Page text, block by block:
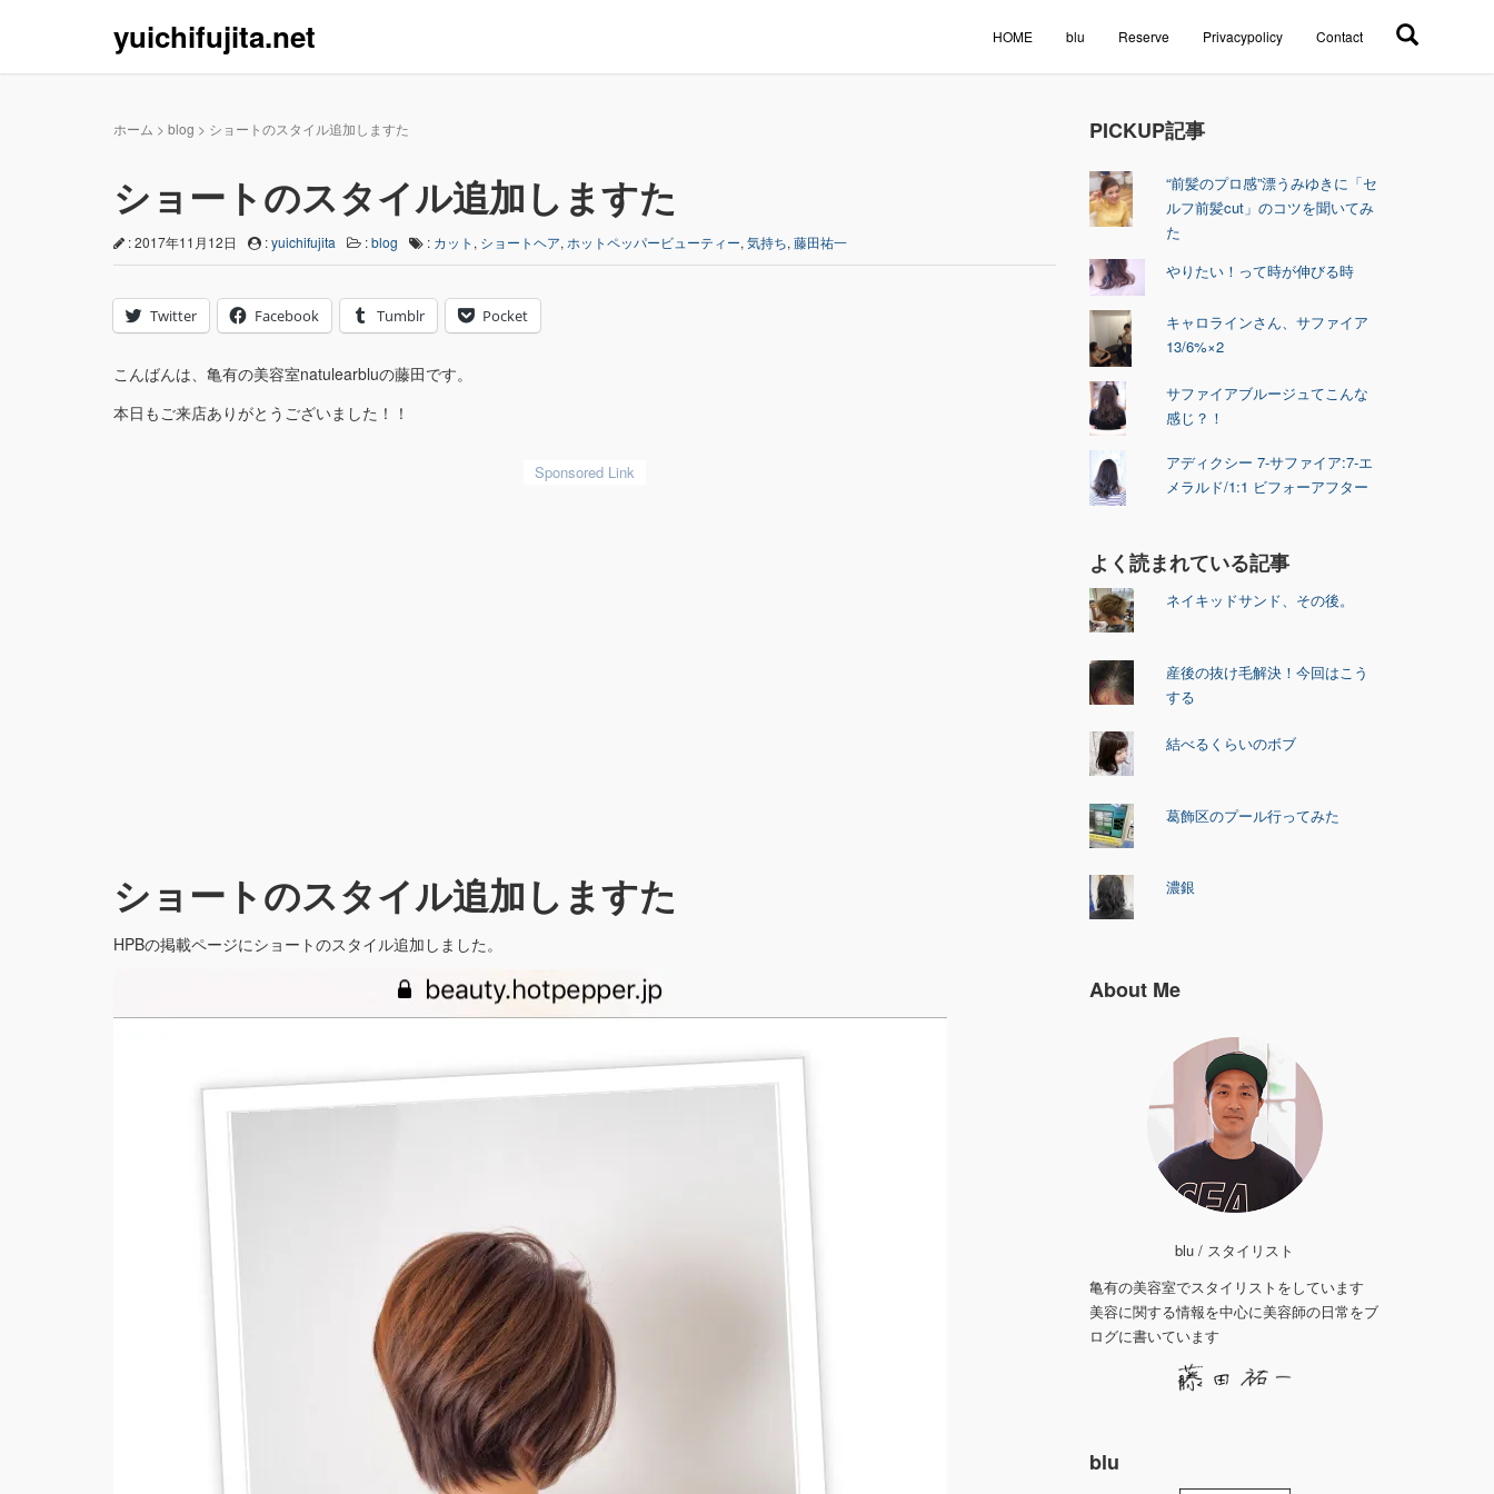
yuichifujita.net HOME blu Reserve Privacypolicy Contact
ホーム > blog > ショートのスタイル追加しますた
ショートのスタイル追加しますた
: 2017年11月12日 :yuichifujita :blog : カット , ショートヘア, ホットペッパービューティー, 気持ち, 藤田祐一
Twitter Facebook Tumblr Pocket
こんばんは、亀有の美容室natulearbluの藤田です。
本日もご来店ありがとうございました！！
ショートのスタイル追加しますた
HPBの掲載ページにショートのスタイル追加しました。
PICKUP記事
“前髪のプロ感”漂うみゆきに「セ
ルフ前髪cut」のコツを聞いてみ
た
やりたい！って時が伸びる時
キャロラインさん、サファイア
13/6%×2
サファイアブルージュてこんな
感じ？！
アディクシー 7-サファイア:7-エ
メラルド/1:1 ビフォーアフター
よく読まれている記事
ネイキッドサンド、その後。
産後の抜け毛解決！今回はこう
する
結べるくらいのボブ
葛飾区のプール行ってみた
濃銀
About Me
blu / スタイリスト
亀有の美容室でスタイリストをしています
美容に関する情報を中心に美容師の日常をブ
ログに書いています
blu